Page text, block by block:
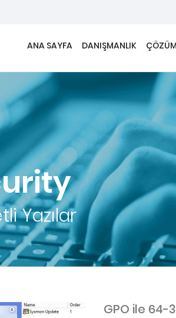
ANA SAYFA DANIŞMANLIK
Yazılar
GPO ile 64-